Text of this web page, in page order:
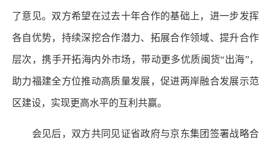
了意见。双方希望在过去十年合作的基础上，进一步发挥
各自优势，持续深挖合作潜力、拓展合作领域、提升合作
层次，携手开拓海内外市场，带动更多优质闽货“出海”，
助力福建全方位推动高质量发展，促进两岸融合发展示范
区建设，实现更高水平的互利共赢。
会见后，双方共同见证省政府与京东集团签署战略合